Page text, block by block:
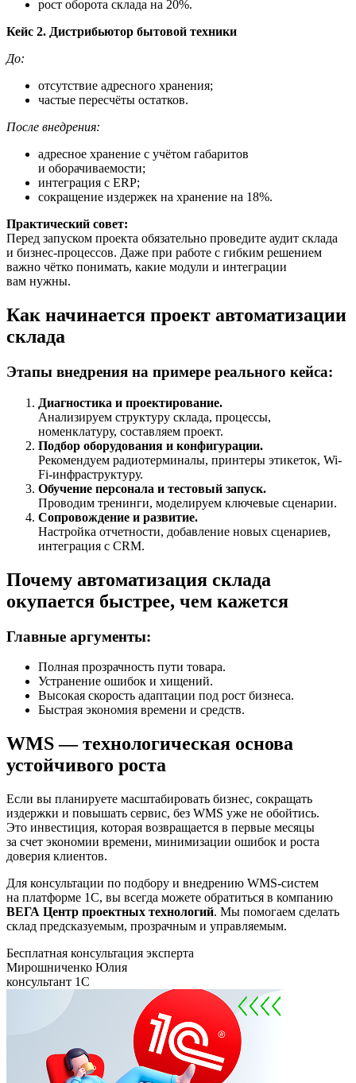
рост оборота склада на 20%.
Кейс 2. Дистрибьютор бытовой техники
До:
отсутствие адресного хранения;
частые пересчёты остатков.
После внедрения:
адресное хранение с учётом габаритов
и оборачиваемости;
интеграция с ERP;
сокращение издержек на хранение на 18%.
Практический совет:
Перед запуском проекта обязательно проведите аудит склада
и бизнес-процессов. Даже при работе с гибким решением
важно чётко понимать, какие модули и интеграции
вам нужны.
Как начинается проект автоматизации
склада
Этапы внедрения на примере реального кейса:
Диагностика и проектирование.
Анализируем структуру склада, процессы,
номенклатуру, составляем проект.
Подбор оборудования и конфигурации.
Рекомендуем радиотерминалы, принтеры этикеток, Wi-
Fi-инфраструктуру.
Обучение персонала и тестовый запуск.
Проводим тренинги, моделируем ключевые сценарии.
Сопровождение и развитие.
Настройка отчетности, добавление новых сценариев,
интеграция с CRM.
Почему автоматизация склада
окупается быстрее, чем кажется
Главные аргументы:
Полная прозрачность пути товара.
Устранение ошибок и хищений.
Высокая скорость адаптации под рост бизнеса.
Быстрая экономия времени и средств.
WMS — технологическая основа
устойчивого роста
Если вы планируете масштабировать бизнес, сокращать
издержки и повышать сервис, без WMS уже не обойтись.
Это инвестиция, которая возвращается в первые месяцы
за счет экономии времени, минимизации ошибок и роста
доверия клиентов.
Для консультации по подбору и внедрению WMS-систем
на платформе 1С, вы всегда можете обратиться в компанию
ВЕГА Центр проектных технологий. Мы помогаем сделать
склад предсказуемым, прозрачным и управляемым.
Бесплатная консультация эксперта
Мирошниченко Юлия
консультант 1С